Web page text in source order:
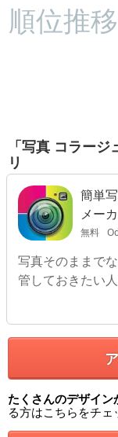
順位推
「写真 コラー
リ
簡単
メー
無料
写真そのままで
管しておきたい
たくさんのデザイ
る方はこちらをチェ